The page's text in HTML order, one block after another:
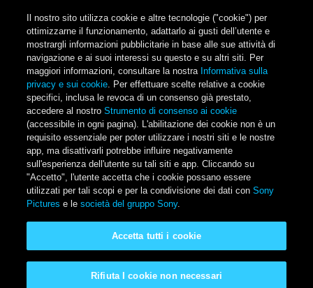
Il nostro sito utilizza cookie e altre tecnologie ("cookie") per
ottimizzarne il funzionamento, adattarlo ai gusti dell’utente e
mostrargli informazioni pubblicitarie in base alle sue attività di
navigazione e ai suoi interessi su questo e su altri siti. Per
maggiori informazioni, consultare la nostra Informativa sulla
privacy e sui cookie. Per effettuare scelte relative a cookie
specifici, inclusa le revoca di un consenso già prestato,
accedere al nostroStrumento di consenso ai cookie
(accessibile in ogni pagina). L'abilitazione dei cookie non è un
requisito essenziale per poter utilizzare i nostri siti e le nostre
app, ma disattivarli potrebbe influire negativamente
sull'esperienza dell'utente su tali siti e app. Cliccando su
"Accetto", l'utente accetta che i cookie possano essere
utilizzati per tali scopi e per la condivisione dei dati conSony
Pictures e lesocietà del gruppo Sony.
Rifiuta I cookie non necessari
Accetta tutti i cookie
Main Menu
Spider-Man: Un nuovo
universo
A noleggio o in acquisto